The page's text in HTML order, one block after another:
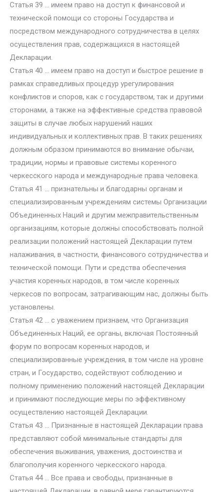
Статья 39 … имеем право на доступ к финансовой и
технической помощи со стороны Государства и
посредством международного сотрудничества в целях
осуществления прав, содержащихся в настоящей
Декларации.
Статья 40 … имеем право на доступ и быстрое решение в
рамках справедливых процедур урегулирования
конфликтов и споров, как с государством, так и другими
сторонами, а также на эффективные средства правовой
защиты в случае любых нарушений наших
индивидуальных и коллективных прав. В таких решениях
должным образом принимаются во внимание обычаи,
традиции, нормы и правовые системы коренного
черкесского народа и международные права человека.
Статья 41 … признательны и благодарны органам и
специализированным учреждениям системы Организации
Объединенных Наций и другим межправительственным
организациям, которые должны способствовать полной
реализации положений настоящей Декларации путем
налаживания, в частности, финансового сотрудничества и
технической помощи. Пути и средства обеспечения
участия коренных народов, в том числе коренных
черкесов по вопросам, затрагивающим нас, должны быть
установлены.
Статья 42 … с уважением признаем, что Организация
Объединенных Наций, ее органы, включая Постоянный
форум по вопросам коренных народов, и
специализированные учреждения, в том числе на уровне
стран, и Государство, содействуют соблюдению и
полному применению положений настоящей Декларации
и принимают последующие меры по эффективному
осуществлению настоящей Декларации.
Статья 43 … Признанные в настоящей Декларации права
представляют собой минимальные стандарты для
обеспечения выживания, уважения, достоинства и
благополучия коренного черкесского народа.
Статья 44 … Все права и свободы, признанные в